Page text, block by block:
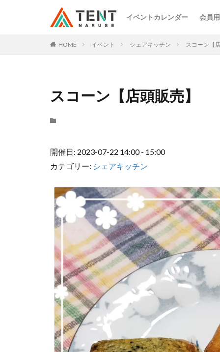
イベントカレンダー 会員
HOME イベント シェアキッチン スコーン【
スコーン【店頭販売】
開催日: 2023-07-22 14:00 - 15:00
カテゴリー: シェアキッチン